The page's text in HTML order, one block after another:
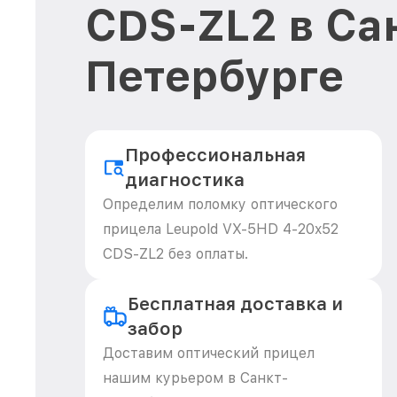
CDS-ZL2 в
Петербурге
Профессиональная
диагностика
Определим поломку оптического
прицела Leupold VX-5HD 4-20x52
CDS-ZL2 без оплаты.
Бесплатная доставка и
забор
Доставим оптический прицел
нашим курьером в Санкт-